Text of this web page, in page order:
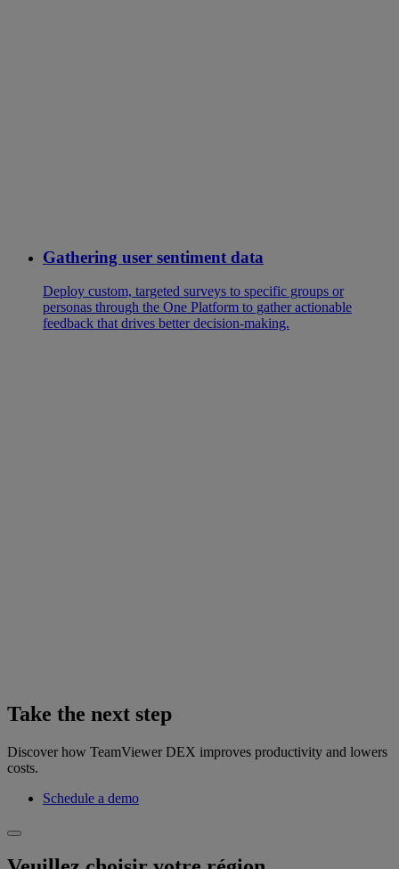
Gathering user sentiment data
Deploy custom, targeted surveys to specific groups or
personas through the One Platform to gather actionable
feedback that drives better decision-making.
Take the next step
Discover how TeamViewer DEX improves productivity and lowers
costs.
Schedule a demo